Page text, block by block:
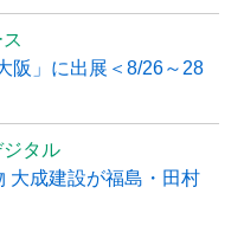
阪」に出展＜8/26～28
タル
大成建設が福島・田村